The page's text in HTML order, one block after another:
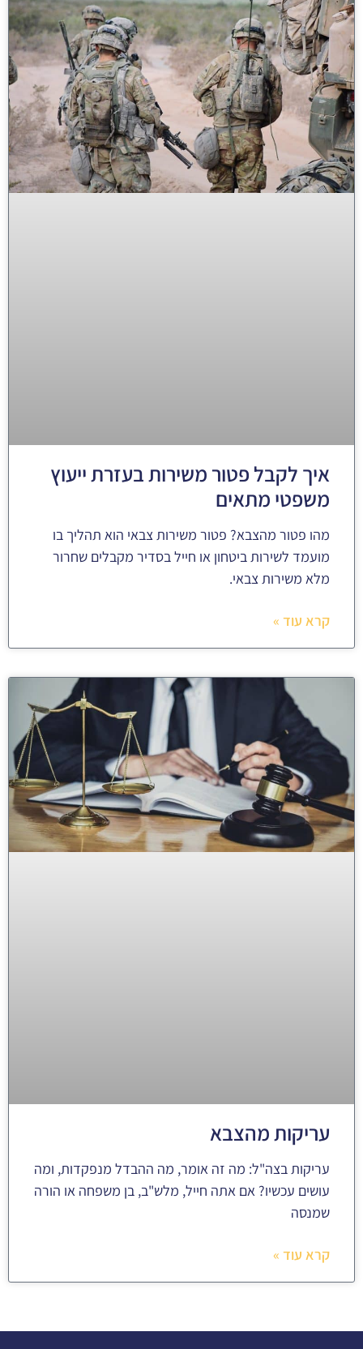
איך לקבל פטור משירות בעזרת ייעוץ
משפטי מתאים
מהו פטור מהצבא? פטור משירות צבאי הוא תהליך בו
מועמד לשירות ביטחון או חייל בסדיר מקבלים שחרור
מלא משירות צבאי.
קרא עוד »
עריקות מהצבא
עריקות בצה"ל: מה זה אומר, מה ההבדל מנפקדות, ומה
עושים עכשיו? אם אתה חייל, מלש"ב, בן משפחה או הורה
שמנסה
קרא עוד »